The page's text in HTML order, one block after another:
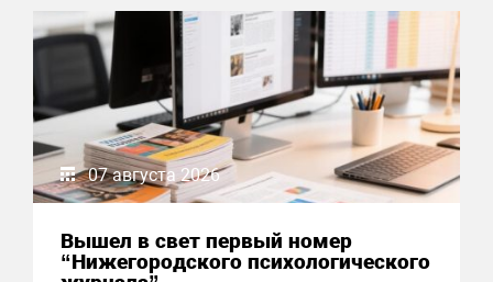
07 августа 2026
Вышел в свет первый номер
“Нижегородского психологического